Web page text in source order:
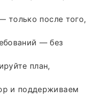
только после того,
— без
план,
и поддерживаем